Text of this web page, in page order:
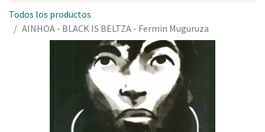
Todos los productos
AINHOA - BLACK IS BELTZA - Fermin Muguruza